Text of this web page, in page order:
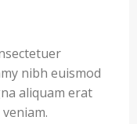
nibh euismod
aliquam erat